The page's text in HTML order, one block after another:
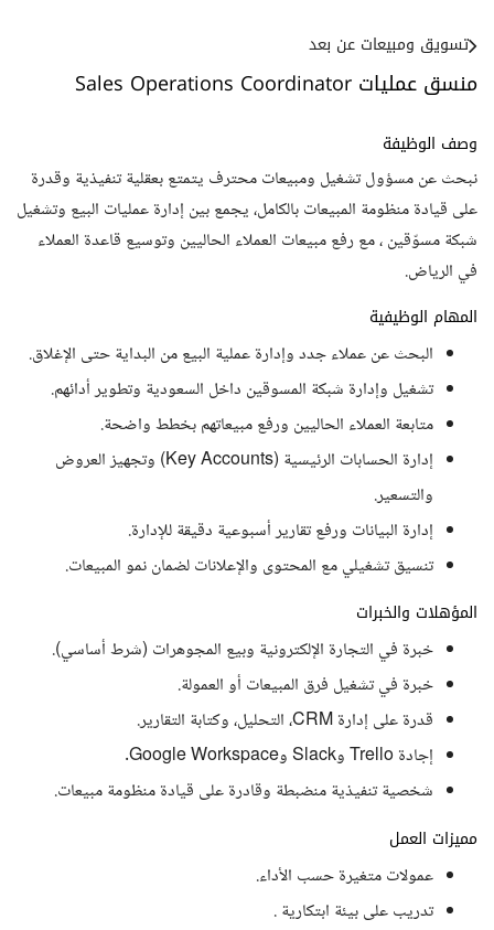
منسق عمليات Sales Operations Coordinator
تسويق ومبيعات عن بعد
وصف الوظيفة
نبحث عن مسؤول تشغيل ومبيعات محترف يتمتع بعقلية تنفيذية وقدرة
على قيادة منظومة المبيعات بالكامل، يجمع بين إدارة عمليات البيع وتشغيل
شبكة مسوّقين ، مع رفع مبيعات العملاء الحاليين وتوسيع قاعدة العملاء
في الرياض.
المهام الوظيفية
البحث عن عملاء جدد وإدارة عملية البيع من البداية حتى الإغلاق.
تشغيل وإدارة شبكة المسوقين داخل السعودية وتطوير أدائهم.
متابعة العملاء الحاليين ورفع مبيعاتهم بخطط واضحة.
إدارة الحسابات الرئيسية (Key Accounts) وتجهيز العروض
والتسعير.
إدارة البيانات ورفع تقارير أسبوعية دقيقة للإدارة.
تنسيق تشغيلي مع المحتوى والإعلانات لضمان نمو المبيعات.
المؤهلات والخبرات
خبرة في التجارة الإلكترونية وبيع المجوهرات (شرط أساسي).
خبرة في تشغيل فرق المبيعات أو العمولة.
قدرة على إدارة CRM، التحليل، وكتابة التقارير.
إجادة Trello وSlack وGoogle Workspace.
شخصية تنفيذية منضبطة وقادرة على قيادة منظومة مبيعات.
مميزات العمل
عمولات متغيرة حسب الأداء.
تدريب على بيئة ابتكارية .